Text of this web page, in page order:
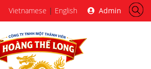
Admin
Vietnamese | English